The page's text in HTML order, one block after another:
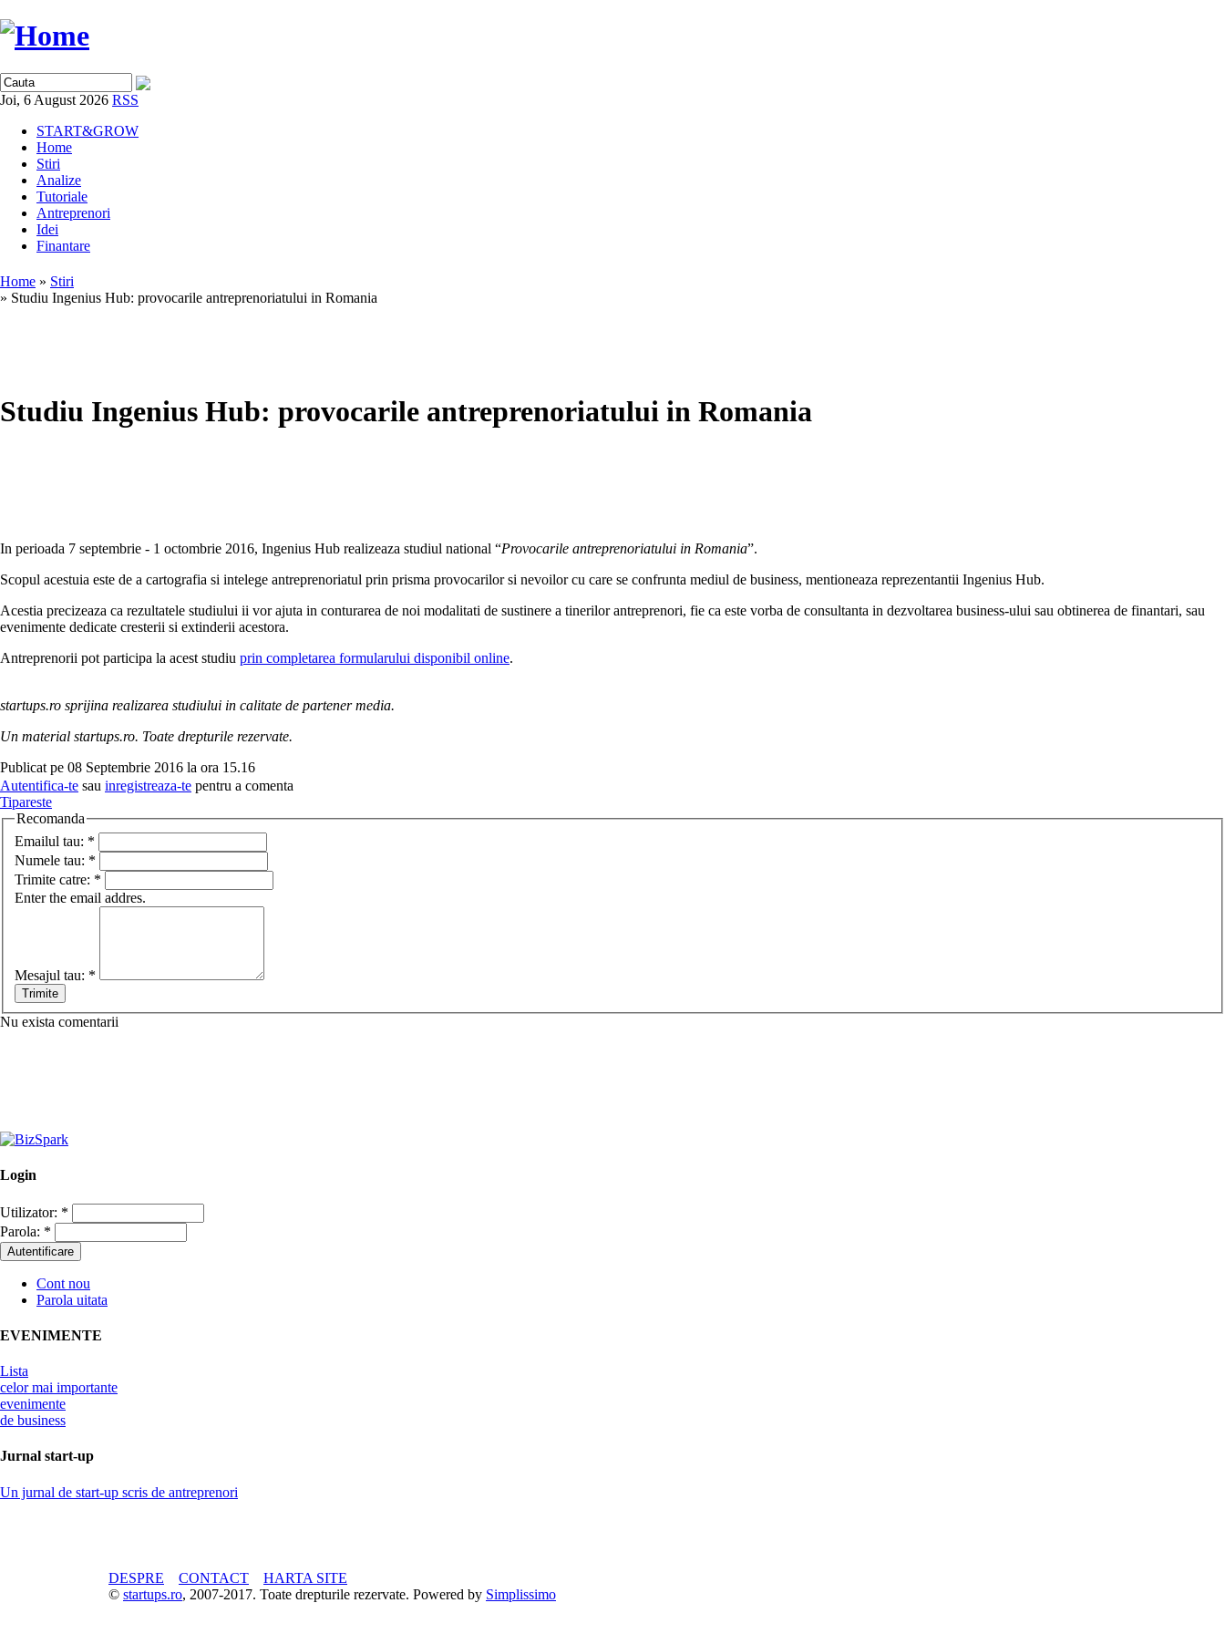
Joi, 6 August 2026 RSS
START&GROW
Home
Stiri
Analize
Tutoriale
Antreprenori
Idei
Finantare
Home » Stiri
» Studiu Ingenius Hub: provocarile antreprenoriatului in Romania
Studiu Ingenius Hub: provocarile antreprenoriatului in Romania
In perioada 7 septembrie - 1 octombrie 2016, Ingenius Hub realizeaza studiul national “Provocarile antreprenoriatului in Romania”.
Scopul acestuia este de a cartografia si intelege antreprenoriatul prin prisma provocarilor si nevoilor cu care se confrunta mediul de business, mentioneaza reprezentantii Ingenius Hub.
Acestia precizeaza ca rezultatele studiului ii vor ajuta in conturarea de noi modalitati de sustinere a tinerilor antreprenori, fie ca este vorba de consultanta in dezvoltarea business-ului sau obtinerea de finantari, sau
evenimente dedicate cresterii si extinderii acestora.
Antreprenorii pot participa la acest studiu prin completarea formularului disponibil online.
startups.ro sprijina realizarea studiului in calitate de partener media.
Un material startups.ro. Toate drepturile rezervate.
Publicat pe 08 Septembrie 2016 la ora 15.16
Autentifica-te sau inregistreaza-te pentru a comenta
Tipareste
Recomanda
Emailul tau: *
Numele tau: *
Trimite catre: *
Enter the email addres.
Mesajul tau: *
Nu exista comentarii
Login
Utilizator: *
Parola: *
Cont nou
Parola uitata
EVENIMENTE
Lista
celor mai importante
evenimente
de business
Jurnal start-up
Un jurnal de start-up scris de antreprenori
DESPRE CONTACT
HARTA SITE
© startups.ro, 2007-2017. Toate drepturile rezervate. Powered by Simplissimo